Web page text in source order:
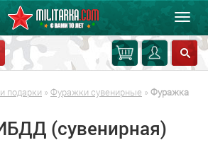
подарки » Фуражки сувенирные » Фуражка
(сувенирная)